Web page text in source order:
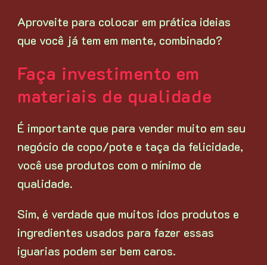
Aproveite para colocar em prática ideias
que você já tem em mente, combinado?
Faça investimento em
materiais de qualidade
É importante que para vender muito em seu
negócio de copo/pote e taça da felicidade,
você use produtos com o mínimo de
qualidade.
Sim, é verdade que muitos idos produtos e
ingredientes usados para fazer essas
iguarias podem ser bem caros.